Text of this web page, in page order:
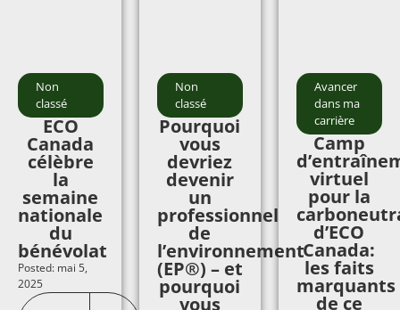
Non
classé
ECO
Canada
célèbre
la
semaine
nationale
du
bénévolat
Posted: mai 5,
2025
Non
classé
Pourquoi
vous
devriez
devenir
un
professionnel
de
l’environnement
(EP®) – et
pourquoi
vous
Avancer
dans ma
carrière
Camp
virtuel
pour la
d’ECO
Canada:
les faits
marquants
de ce